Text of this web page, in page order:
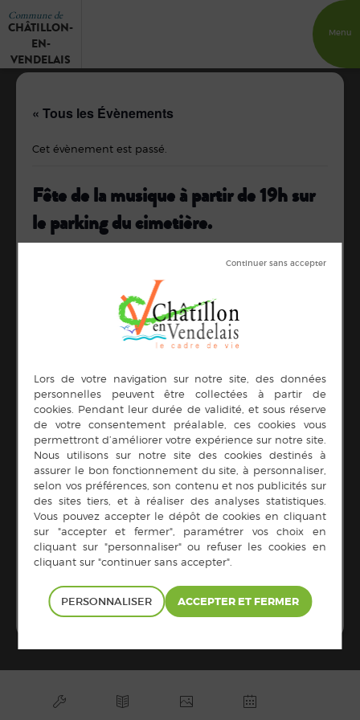
Commune de
CHÂTILLON-
EN-
VENDELAIS
Menu
« Tous les Évènements
Cet évènement est passé.
Fête de la musique à partir de 19h sur
le parking du cimetière.
Petite restauration sur place.
Début :
20 juin de 19 h 00 min
Fin :
21 juin de 1 h 00 min
LIEU
Parking du cimetière
Châtillon-en-Vendelais, 35210 France + Google Map
Comité des fêtes
Bébés lecteurs à la médiathèque
« On part en pique-nique » de 10h à
10h30
Étang
PERSONNALISER